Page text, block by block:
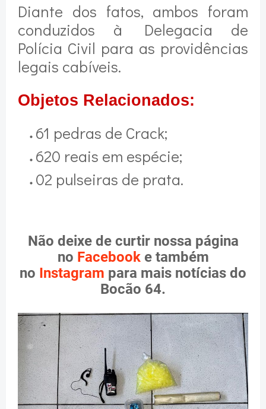
Diante dos fatos, ambos foram
conduzidos à Delegacia de
Polícia Civil para as providências
legais cabíveis.
Objetos Relacionados:
61 pedras de Crack;
620 reais em espécie;
02 pulseiras de prata.
Não deixe de curtir nossa página
no Facebooke também
no Instagram para mais notícias do
Bocão 64.